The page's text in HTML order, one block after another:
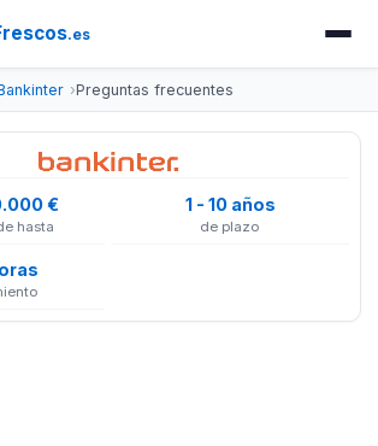
.es
Preguntas frecuentes
€
hasta
1 - 10 años
de plazo